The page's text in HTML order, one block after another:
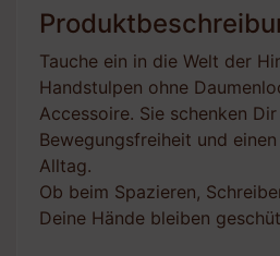
Tauche ein in die Welt der
Handstulpen ohne
Accessoire. Sie schenken Dir
Bewegungsfreiheit und
Alltag.
Ob beim Spazieren,
Deine Hände bleiben